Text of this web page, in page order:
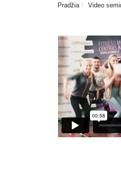
Pradžia Video